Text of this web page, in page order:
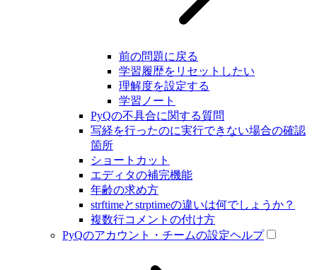
前の問題に戻る
学習履歴をリセットしたい
理解度を設定する
学習ノート
PyQの不具合に関する質問
写経を行ったのに実行できない場合の確認
箇所
ショートカット
エディタの補完機能
年齢の求め方
strftimeとstrptimeの違いは何でしょうか？
複数行コメントの付け方
PyQのアカウント・チームの設定ヘルプ